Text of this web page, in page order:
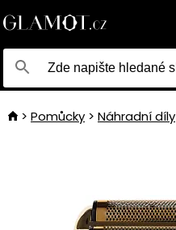
Pomůcky Náhradní díly